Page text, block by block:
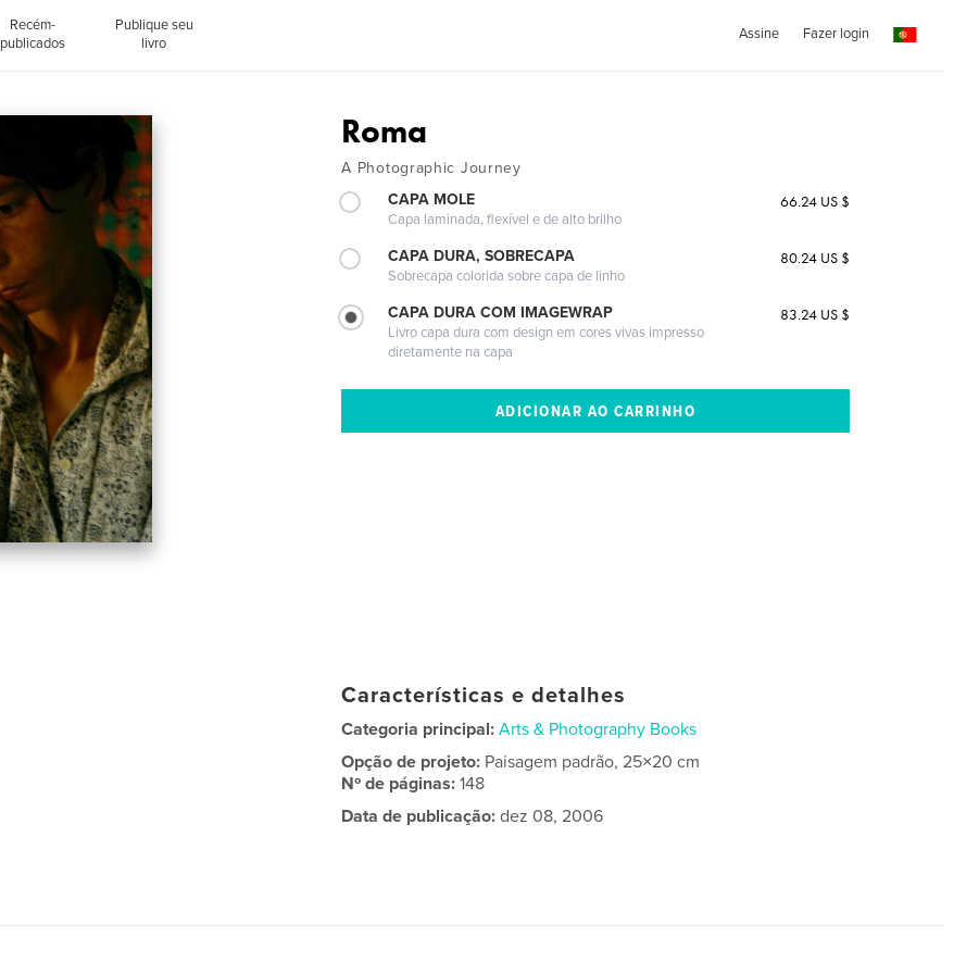
Recém-
publicados
Publique seu
livro
Assine Fazer login
Roma
A Photographic Journey
CAPA MOLE
Capa laminada, flexível e de alto brilho
66.24 US $
CAPA DURA, SOBRECAPA
Sobrecapa colorida sobre capa de linho
80.24 US $
CAPA DURA COM IMAGEWRAP
Livro capa dura com design em cores vivas impresso
diretamente na capa
83.24 US $
Características e detalhes
Categoria principal: Arts & Photography Books
Opção de projeto: Paisagem padrão, 25×20 cm
Nº de páginas:148
Data de publicação: dez 08, 2006